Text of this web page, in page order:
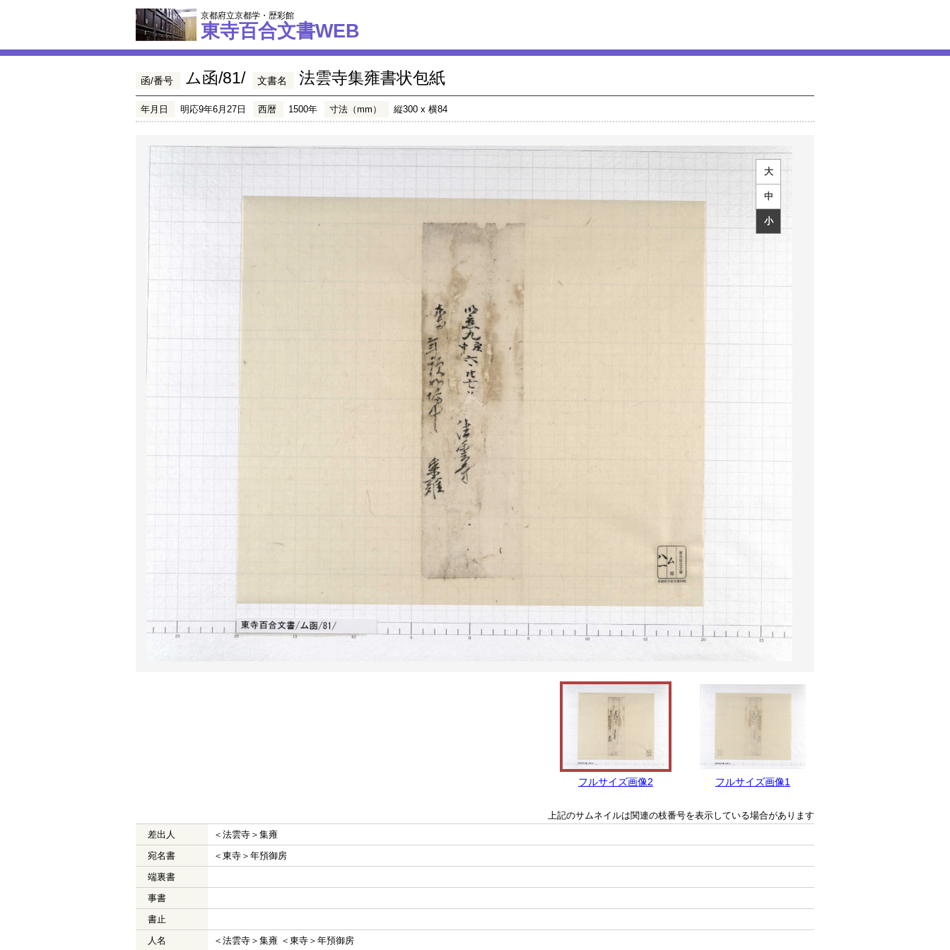
京都府立京都学・歴彩館
東寺百合文書WEB
函/番号 ム函/81/ 文書名 法雲寺集雍書状包紙
年月日 明応9年6月27日 西暦 1500年 寸法（mm） 縦300 x 横84
大
中
小
フルサイズ画像2 フルサイズ画像1
上記のサムネイルは関連の枝番号を表示している場合があります
差出人
＜法雲寺＞集雍
宛名書
＜東寺＞年預御房
端裏書
事書
書止
人名
＜法雲寺＞集雍 ＜東寺＞年預御房